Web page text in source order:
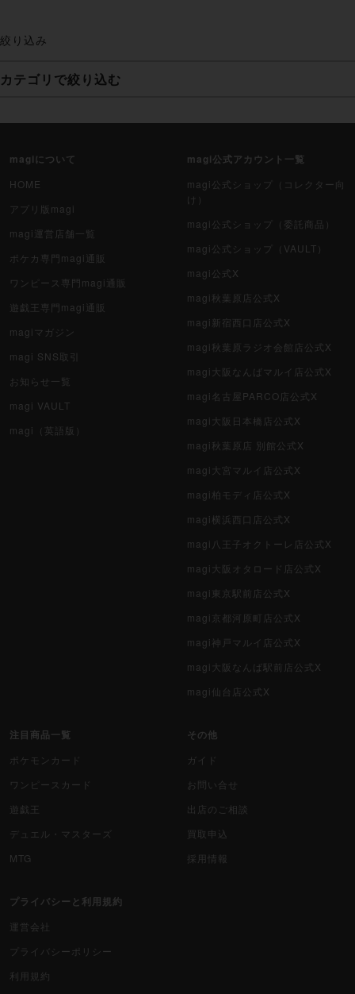
絞り込み
カテゴリで絞り込む
ポケモンカードゲーム
遊戯王
遊戯王ラッシュデュエル
ポケカ（未開封BOX）
遊戯王（未開封BOX）
ポケカ（未開封パック）
デュエル・マスターズ
遊戯王海外版
カードファイト!! ヴァンガード
バトルスピリッツ
ドラゴンボールヒーローズ
magiについて
HOME
アプリ版magi
magi運営店舗一覧
ポケカ専門magi通販
ワンピース専門magi通販
遊戯王専門magi通販
magiマガジン
magi SNS取引
お知らせ一覧
magi VAULT
magi（英語版）
magi公式アカウント一覧
magi公式ショップ（コレクター向
け）
magi公式ショップ（委託商品）
magi公式ショップ（VAULT）
magi公式X
magi秋葉原店公式X
magi新宿西口店公式X
magi秋葉原ラジオ会館店公式X
magi大阪なんばマルイ店公式X
magi名古屋PARCO店公式X
magi大阪日本橋店公式X
magi秋葉原店 別館公式X
magi大宮マルイ店公式X
magi柏モディ店公式X
magi横浜西口店公式X
magi八王子オクトーレ店公式X
magi大阪オタロード店公式X
magi東京駅前店公式X
magi京都河原町店公式X
magi神戸マルイ店公式X
magi大阪なんば駅前店公式X
magi仙台店公式X
注目商品一覧
ポケモンカード
ワンピースカード
遊戯王
デュエル・マスターズ
MTG
その他
ガイド
お問い合せ
出店のご相談
買取申込
採用情報
プライバシーと利用規約
運営会社
プライバシーポリシー
利用規約